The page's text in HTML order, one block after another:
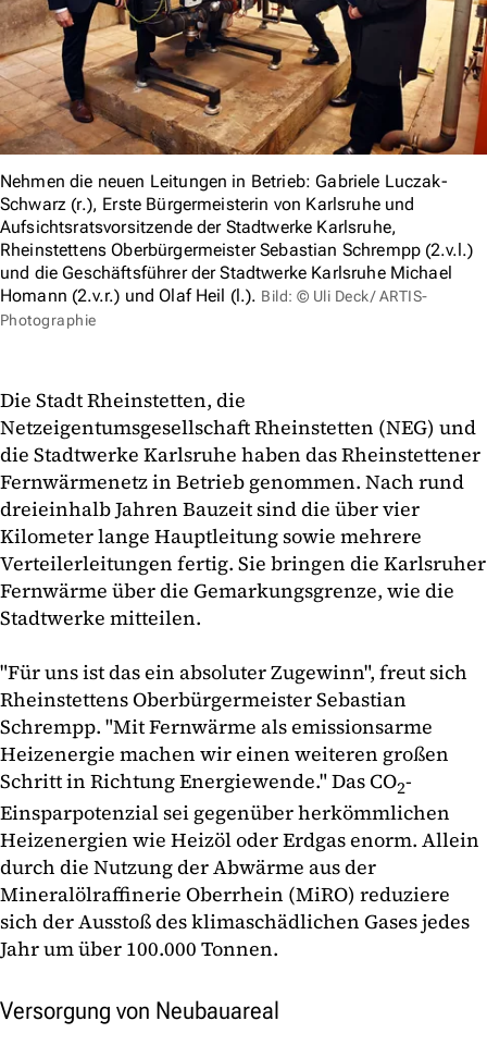
Nehmen die neuen Leitungen in Betrieb: Gabriele Luczak-
Schwarz (r.), Erste Bürgermeisterin von Karlsruhe und
Aufsichtsratsvorsitzende der Stadtwerke Karlsruhe,
Rheinstettens Oberbürgermeister Sebastian Schrempp (2.v.l.)
und die Geschäftsführer der Stadtwerke Karlsruhe Michael
Homann (2.v.r.) und Olaf Heil (l.). Bild: © Uli Deck/ ARTIS-
Photographie
Die Stadt Rheinstetten, die
Netzeigentumsgesellschaft Rheinstetten (NEG) und
die Stadtwerke Karlsruhe haben das Rheinstettener
Fernwärmenetz in Betrieb genommen. Nach rund
dreieinhalb Jahren Bauzeit sind die über vier
Kilometer lange Hauptleitung sowie mehrere
Verteilerleitungen fertig. Sie bringen die Karlsruher
Fernwärme über die Gemarkungsgrenze, wie die
Stadtwerke mitteilen.
"Für uns ist das ein absoluter Zugewinn", freut sich
Rheinstettens Oberbürgermeister Sebastian
Schrempp. "Mit Fernwärme als emissionsarme
Heizenergie machen wir einen weiteren großen
Schritt in Richtung Energiewende." Das CO2-
Einsparpotenzial sei gegenüber herkömmlichen
Heizenergien wie Heizöl oder Erdgas enorm. Allein
durch die Nutzung der Abwärme aus der
Mineralölraffinerie Oberrhein (MiRO) reduziere
sich der Ausstoß des klimaschädlichen Gases jedes
Jahr um über 100.000 Tonnen.
Versorgung von Neubauareal